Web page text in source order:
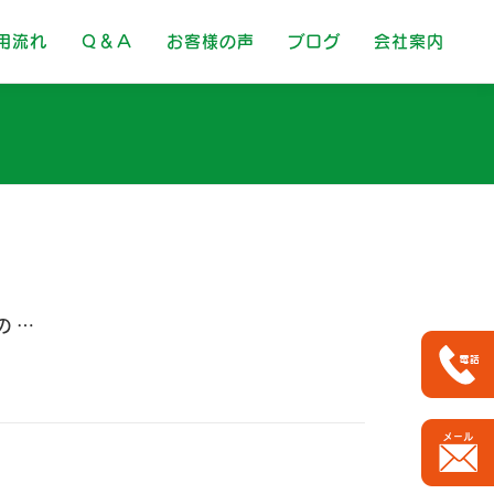
流れ Ｑ＆Ａ お客様の声 ブログ 会社案内
…